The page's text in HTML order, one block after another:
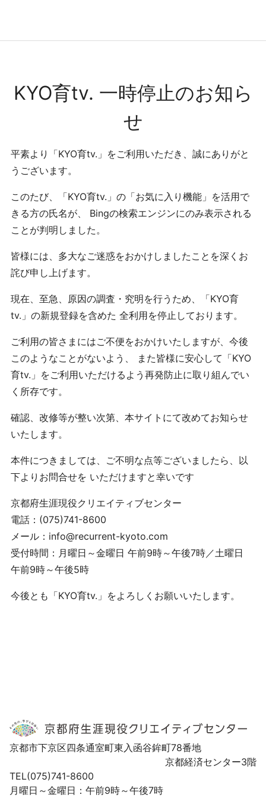
コンテンツへ
ホーム
KYO育tv. 一時停止のお知ら
せ
平素より「KYO育tv.」をご利用いただき、誠にありがと
うございます。
このたび、「KYO育tv.」の「お気に入り機能」を活用で
きる方の氏名が、 Bingの検索エンジンにのみ表示される
ことが判明しました。
皆様には、多大なご迷惑をおかけしましたことを深くお
詫び申し上げます。
現在、至急、原因の調査・究明を行うため、「KYO育
tv.」の新規登録を含めた 全利用を停止しております。
ご利用の皆さまにはご不便をおかけいたしますが、今後
このようなことがないよう、 また皆様に安心して「KYO
育tv.」をご利用いただけるよう再発防止に取り組んでい
く所存です。
確認、改修等が整い次第、本サイトにて改めてお知らせ
いたします。
本件につきましては、ご不明な点等ございましたら、以
下よりお問合せを いただけますと幸いです
京都府生涯現役クリエイティブセンター
電話：(075)741-8600
メール：info@recurrent-kyoto.com
受付時間：月曜日～金曜日 午前9時～午後7時／土曜日
午前9時～午後5時
今後とも「KYO育tv.」をよろしくお願いいたします。
京都市下京区四条通室町東入函谷鉾町78番地
京都経済センター3階
TEL(075)741-8600
月曜日～金曜日：午前9時～午後7時